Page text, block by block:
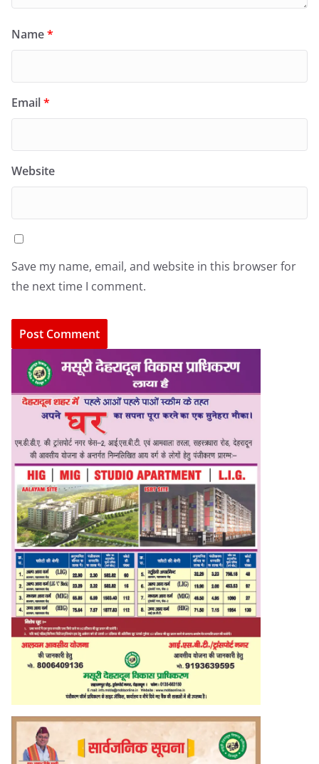
Name*
Email*
Website
Save my name, email, and website in this browser for
the next time I comment.